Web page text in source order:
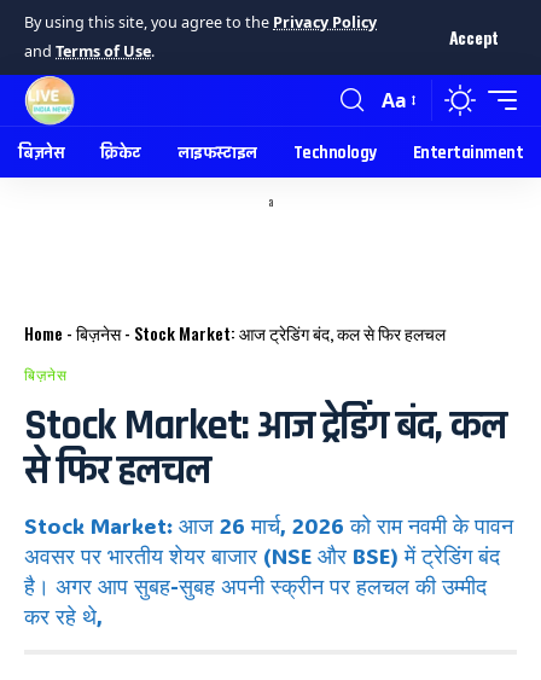
By using this site, you agree to the Privacy Policy
and Terms of Use.
Accept
Aa
बिज़नेस क्रिकेट लाइफस्टाइल Technology Entertainment
a
Home -बिज़नेस- Stock Market: आज ट्रेडिंग बंद, कल से फिर हलचल
बिज़नेस
Stock Market: आज ट्रेडिंग बंद, कल
से फिर हलचल
Stock Market: आज 26 मार्च, 2026 को राम नवमी के पावन
अवसर पर भारतीय शेयर बाजार (NSE और BSE) में ट्रेडिंग बंद
है। अगर आप सुबह-सुबह अपनी स्क्रीन पर हलचल की उम्मीद
कर रहे थे,